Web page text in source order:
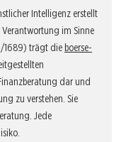
Intelligenz erstellt
im Sinne
1689) trägt die boerse-
dar und
zu verstehen. Sie
Jede